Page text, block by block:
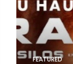
FEATURED